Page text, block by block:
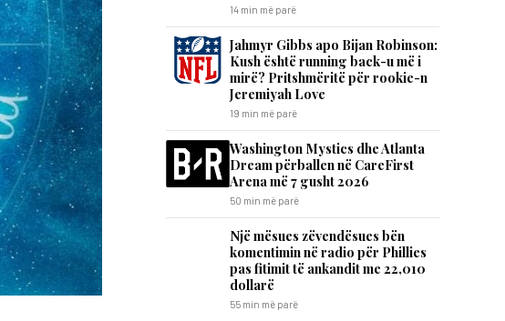
14 min më parë
Jahmyr Gibbs apo Bijan Robinson:
Kush është running back-u më i
mirë? Pritshmëritë për rookie-n
Jeremiyah Love
19 min më parë
Washington Mystics dhe Atlanta
Dream përballen në CareFirst
Arena më 7 gusht 2026
50 min më parë
Një mësues zëvendësues bën
komentimin në radio për Phillies
pas fitimit të ankandit me 22,010
dollarë
55 min më parë